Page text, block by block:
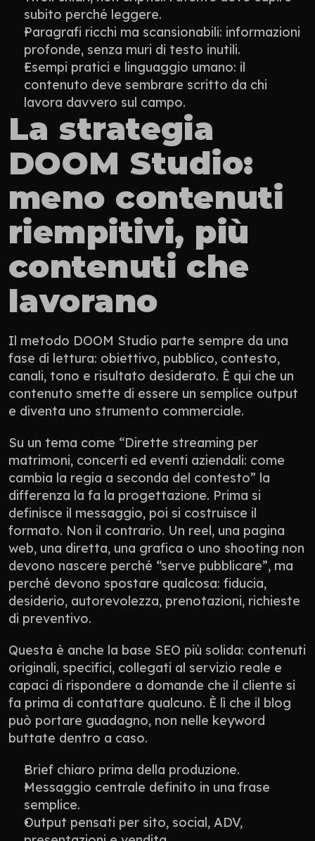
subito perché leggere.
Paragrafi ricchi ma scansionabili: informazioni
profonde, senza muri di testo inutili.
Esempi pratici e linguaggio umano: il
contenuto deve sembrare scritto da chi
lavora davvero sul campo.
La strategia
DOOM Studio:
meno contenuti
riempitivi, più
contenuti che
lavorano
Il metodo DOOM Studio parte sempre da una
fase di lettura: obiettivo, pubblico, contesto,
canali, tono e risultato desiderato. È qui che un
contenuto smette di essere un semplice output
e diventa uno strumento commerciale.
Su un tema come “Dirette streaming per
matrimoni, concerti ed eventi aziendali: come
cambia la regia a seconda del contesto” la
differenza la fa la progettazione. Prima si
definisce il messaggio, poi si costruisce il
formato. Non il contrario. Un reel, una pagina
web, una diretta, una grafica o uno shooting non
devono nascere perché “serve pubblicare”, ma
perché devono spostare qualcosa: fiducia,
desiderio, autorevolezza, prenotazioni, richieste
di preventivo.
Questa è anche la base SEO più solida: contenuti
originali, specifici, collegati al servizio reale e
capaci di rispondere a domande che il cliente si
fa prima di contattare qualcuno. È lì che il blog
può portare guadagno, non nelle keyword
buttate dentro a caso.
Brief chiaro prima della produzione.
Messaggio centrale definito in una frase
semplice.
Output pensati per sito, social, ADV,